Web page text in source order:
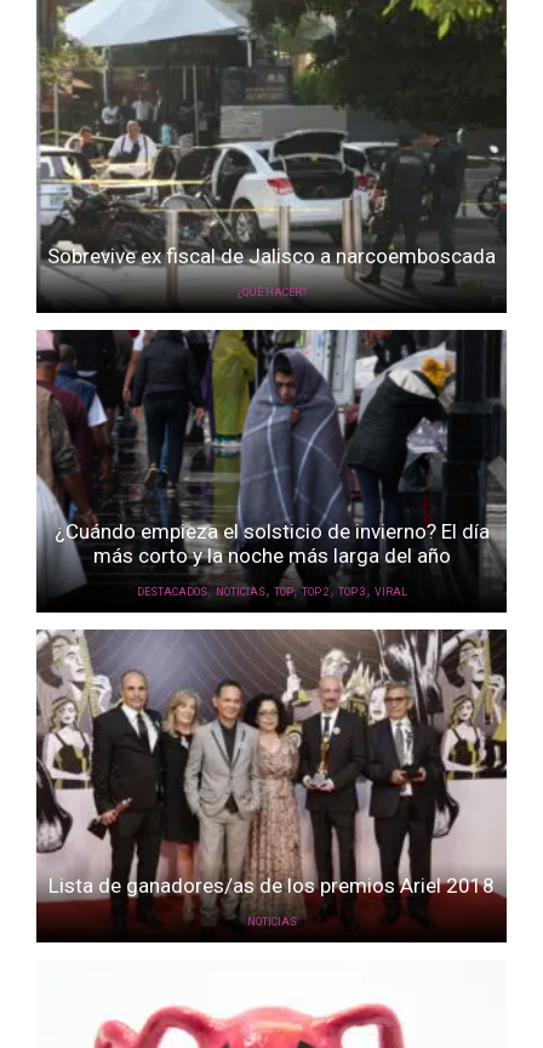
Sobrevive ex fiscal de Jalisco a narcoemboscada
¿QUÉ HACER?
¿Cuándo empieza el solsticio de invierno? El día
más corto y la noche más larga del año
DESTACADOS, NOTICIAS, TOP,TOP 2 , TOP 3 , VIRAL
Lista de ganadores/as de los premios Ariel 2018
NOTICIAS